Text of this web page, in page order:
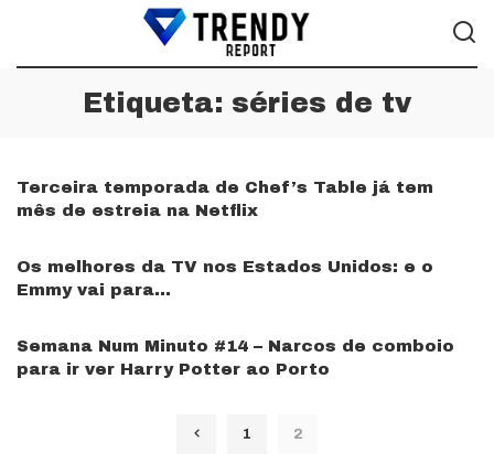
Etiqueta: séries de tv
Terceira temporada de Chef’s Table já tem
mês de estreia na Netflix
Os melhores da TV nos Estados Unidos: e o
Emmy vai para…
Semana Num Minuto #14 – Narcos de comboio
para ir ver Harry Potter ao Porto
1 2